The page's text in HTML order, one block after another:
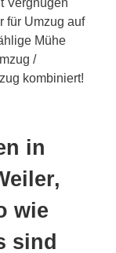
Vergnügen
für Umzug auf
Mühe
/
kombiniert!
in
wie
sind